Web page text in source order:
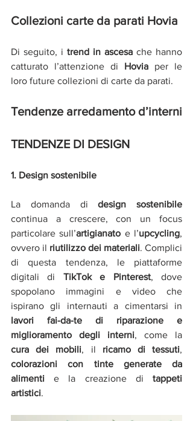
Collezioni carte da parati Hovia
Di seguito, i trend in ascesa che hanno
catturato l’attenzione di Hovia per le
loro future collezioni di carte da parati.
TENDENZE DI DESIGN
1. Design sostenibile
La domanda di design sostenibile
continua a crescere, con un focus
particolare sull’artigianato e l’upcycling,
ovvero il riutilizzo dei materiali. Complici
di questa tendenza, le piattaforme
digitali di TikTok e Pinterest, dove
spopolano immagini e video che
lavori fai-da-te di riparazione e
miglioramento degli interni
cura dei mobili, il ricamo di tessuti
colorazioni con tinte generate da
alimenti e la creazione di tappeti
artistici.